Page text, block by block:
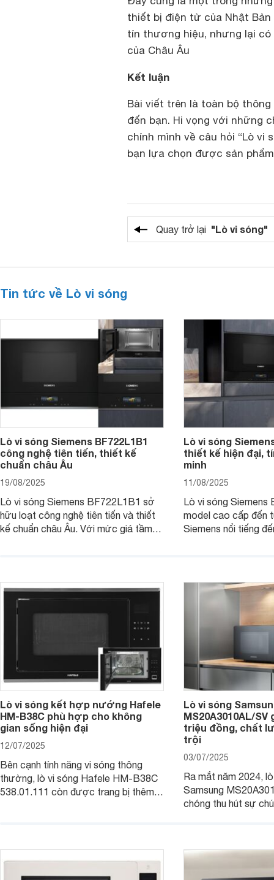
thiết bị điện tử của Nhật
tín thương hiệu, nhưng lại
của Châu Âu
Kết luận
Bài viết trên là toàn bộ
đến bạn. Hi vọng với những
chính mình về câu hỏi “Lò vi
bạn lựa chọn được sản
Quay trở lại "Lò vi sóng"
Tin tức về Lò vi sóng
Lò vi sóng Siemens BF722L1B1
công nghệ tiên tiến, thiết kế
chuẩn châu Âu
19/08/2025
Lò vi sóng Siemens BF722L1B1 sở
hữu loạt công nghệ tiên tiến và thiết
kế chuẩn châu Âu. Với mức giá tầm
cùng tìm hiểu ngay dưới đây nhé.
Lò vi sóng
thiết kế hiện đại,
minh
11/08/2025
Lò vi sóng Siemens
model cao cấp đến
Siemens nổi tiếng
và tiện lợi. Cùng
hiểu chi tiết sản
Lò vi sóng kết hợp nướng Hafele
HM-B38C phù hợp cho không
gian sống hiện đại
12/07/2025
Bên cạnh tính năng vi sóng thông
thường, lò vi sóng Hafele HM-B38C
538.01.111 còn được trang bị thêm
Lò vi sóng
MS20A3010AL/SV
triệu đồng, chất
trội
03/07/2025
Ra mắt năm 2024,
Samsung
chóng thu hút sự
phẩm hứa hẹn